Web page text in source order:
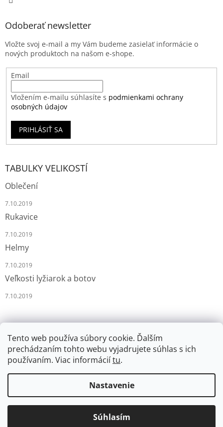
Tento web používa súbory cookie. Ďalším
prechádzaním tohto webu vyjadrujete súhlas s ich
používaním. Viac informáciítu.
Nastavenie
Súhlasím
Odoberať newsletter
Vložte svoj e-mail a my Vám budeme zasielať informácie o
nových produktoch na našom e-shope.
Email
Vložením e-mailu súhlasíte s podmienkami ochrany
osobných údajov
PRIHLÁSIŤ SA
TABULKY VELIKOSTÍ
Oblečení
7.10.2019
Rukavice
7.10.2019
Helmy
7.10.2019
Veľkosti lyžiarok a botov
7.10.2019
Copyright 2026LYŽÁRNA-BRUSLÁRNA. Všetky práva
vyhradené.